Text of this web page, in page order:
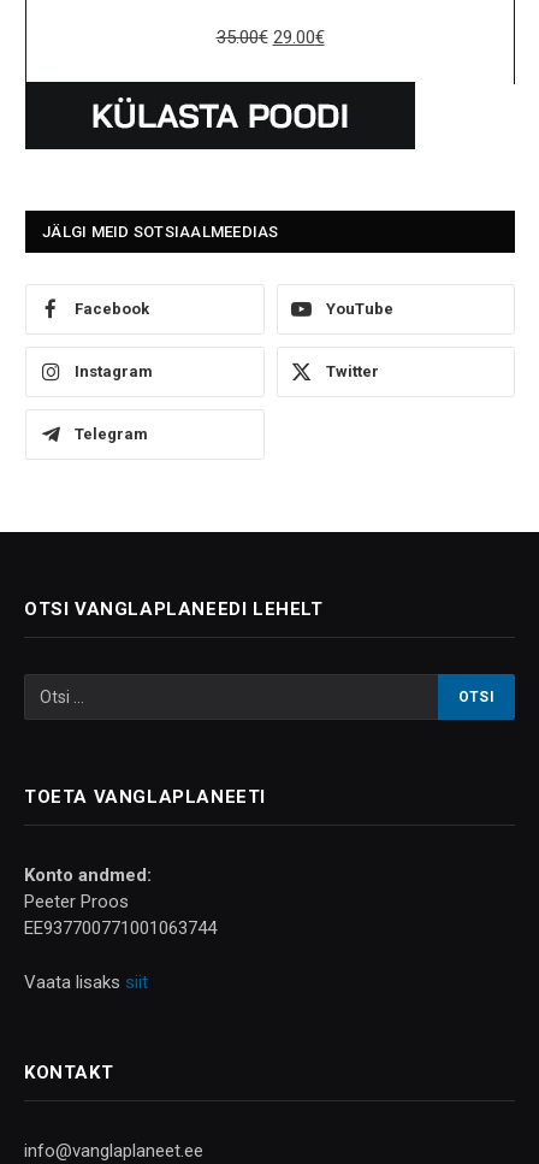
35.00€ 29.00€
JÄLGI MEID SOTSIAALMEEDIAS
Facebook YouTube
Instagram Twitter
Telegram
OTSI VANGLAPLANEEDI LEHELT
TOETA VANGLAPLANEETI
Konto andmed:
Peeter Proos
EE937700771001063744
Vaata lisaks siit
KONTAKT
info@vanglaplaneet.ee